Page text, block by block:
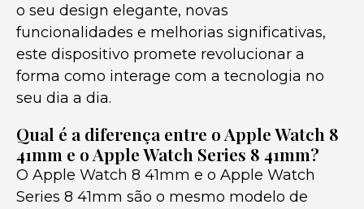
o seu design elegante, novas
funcionalidades e melhorias significativas,
este dispositivo promete revolucionar a
forma como interage com a tecnologia no
seu dia a dia.
Qual é a diferença entre o Apple Watch 8
41mm e o Apple Watch Series 8 41mm?
O Apple Watch 8 41mm e o Apple Watch
Series 8 41mm são o mesmo modelo de